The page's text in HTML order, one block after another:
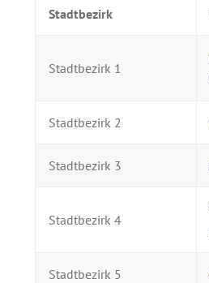
Stadtbezirk
Stadtbezirk 1
Stadtbezirk 2
Stadtbezirk 3
Stadtbezirk 4
Stadtbezirk 5